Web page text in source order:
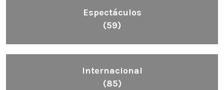
Espectáculos
(59)
Internacional
(85)